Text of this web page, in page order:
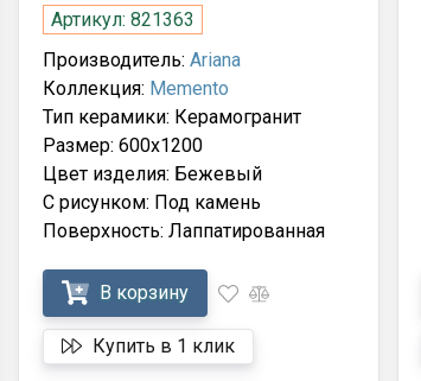
Артикул: 821363
Производитель: Ariana
Коллекция: Memento
Тип керамики: Керамогранит
Размер: 600x1200
Цвет изделия: Бежевый
С рисунком: Под камень
Поверхность: Лаппатированная
В корзину
Купить в 1 клик